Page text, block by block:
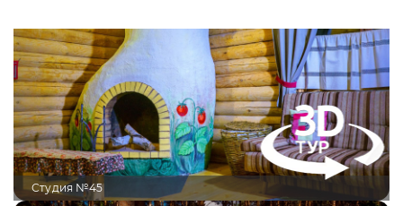
Студия №45